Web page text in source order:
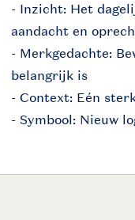
- Inzicht: Het
aandacht en
- Merkgedachte:
belangrijk is
- Context: Eén
- Symbool: Nieuw